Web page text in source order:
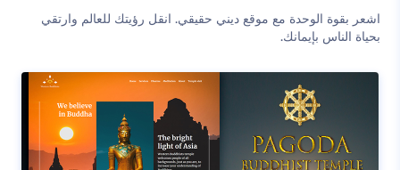
اشعر بقوة الوحدة مع موقع ديني حقيقي. انقل رؤيتك للعالم وارتقي
بحياة الناس بإيمانك.